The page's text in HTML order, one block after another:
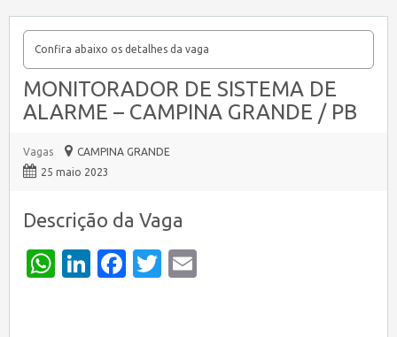
Confira abaixo os detalhes da vaga
MONITORADOR DE SISTEMA DE
ALARME – CAMPINA GRANDE / PB
Vagas
CAMPINA GRANDE
25 maio 2023
Descrição da Vaga
WhatsApp
LinkedIn
Facebook
Twitter